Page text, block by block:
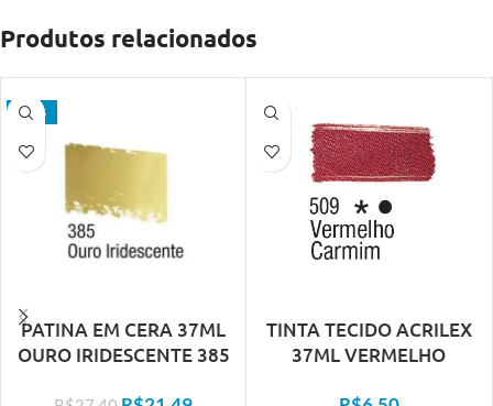
Produtos relacionados
- 22%
PATINA EM CERA 37ML
OURO IRIDESCENTE 385
TINTA TECIDO ACRILEX
37ML VERMELHO